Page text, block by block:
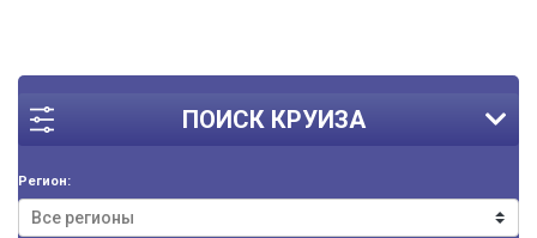
ПОИСК КРУИЗА
Регион: